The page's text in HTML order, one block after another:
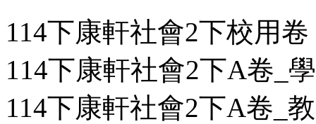
114下康軒社會2下校用卷
114下康軒社會2下A卷_
114下康軒社會2下A卷_